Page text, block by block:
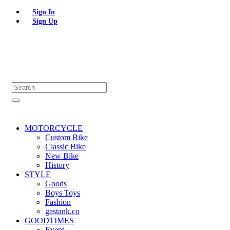
Sign In
Sign Up
MOTORCYCLE
Custom Bike
Classic Bike
New Bike
History
STYLE
Goods
Boys Toys
Fashion
gastank.co
GOODTIMES